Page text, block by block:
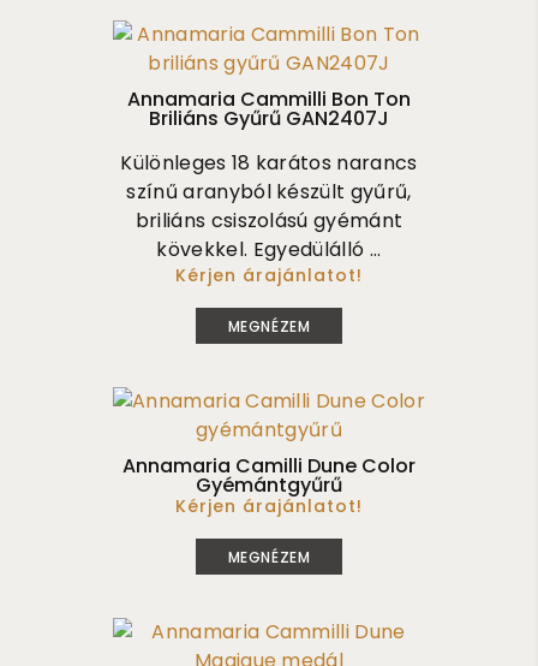
Annamaria Cammilli Bon Ton
Briliáns Gyűrű GAN2407J
Különleges 18 karátos narancs
színű aranyból készült gyűrű,
briliáns csiszolású gyémánt
kövekkel. Egyedülálló ...
Kérjen árajánlatot!
MEGNÉZEM
Annamaria Camilli Dune Color
Gyémántgyűrű
Kérjen árajánlatot!
MEGNÉZEM